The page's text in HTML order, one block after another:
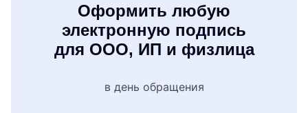
Оформить любую
электронную подпись
для ООО, ИП и физлица
в день обращения